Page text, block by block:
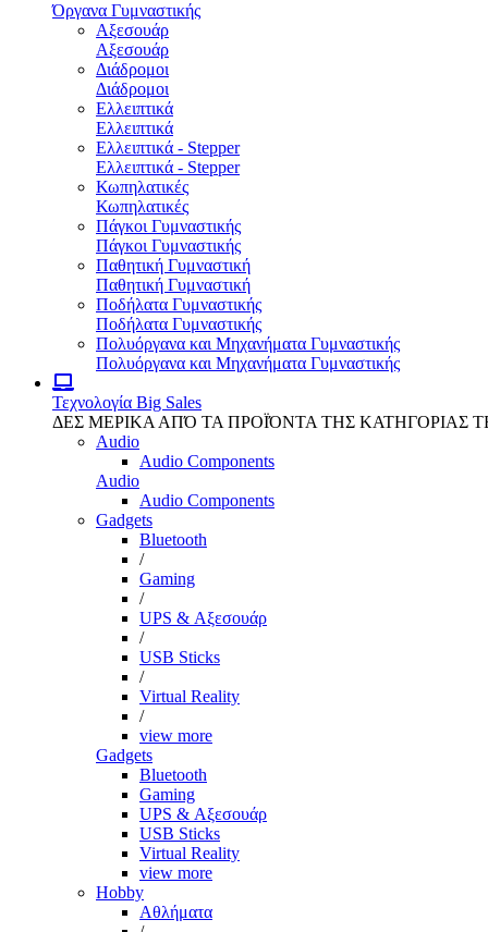
Όργανα Γυμναστικής
Αξεσουάρ
Αξεσουάρ
Διάδρομοι
Διάδρομοι
Ελλειπτικά
Ελλειπτικά
Ελλειπτικά - Stepper
Ελλειπτικά - Stepper
Κωπηλατικές
Κωπηλατικές
Πάγκοι Γυμναστικής
Πάγκοι Γυμναστικής
Παθητική Γυμναστική
Παθητική Γυμναστική
Ποδήλατα Γυμναστικής
Ποδήλατα Γυμναστικής
Πολυόργανα και Μηχανήματα Γυμναστικής
Πολυόργανα και Μηχανήματα Γυμναστικής
Τεχνολογία Big Sales
ΔΕΣ ΜΕΡΙΚΑ ΑΠΌ ΤΑ ΠΡΟΪΌΝΤΑ ΤΗΣ ΚΑΤΗΓΟΡΙΑΣ
Audio
Audio Components
Audio
Audio Components
Gadgets
Bluetooth
/
Gaming
/
UPS & Αξεσουάρ
/
USB Sticks
/
Virtual Reality
/
view more
Gadgets
Bluetooth
Gaming
UPS & Αξεσουάρ
USB Sticks
Virtual Reality
view more
Hobby
Αθλήματα